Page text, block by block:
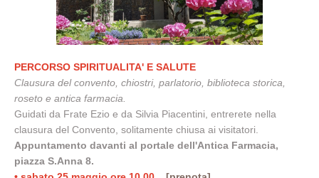
PERCORSO SPIRITUALITA' E SALUTE
Clausura del convento, chiostri, parlatorio, biblioteca storica,
roseto e antica farmacia.
Guidati da Frate Ezio e da Silvia Piacentini, entrerete nella
clausura del Convento, solitamente chiusa ai visitatori.
Appuntamento davanti al portale dell'Antica Farmacia,
piazza S.Anna 8.